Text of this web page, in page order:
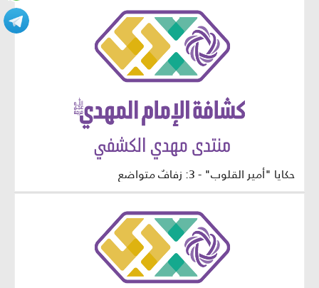
حكايا "أمير القلوب" - 3: زفافٌ متواضع